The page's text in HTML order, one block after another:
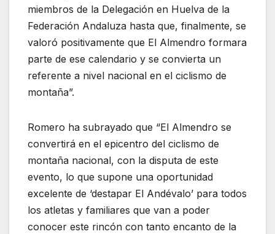
miembros de la Delegación en Huelva de la
Federación Andaluza hasta que, finalmente, se
valoró positivamente que El Almendro formara
parte de ese calendario y se convierta un
referente a nivel nacional en el ciclismo de
montaña”.
Romero ha subrayado que “El Almendro se
convertirá en el epicentro del ciclismo de
montaña nacional, con la disputa de este
evento, lo que supone una oportunidad
excelente de ‘destapar El Andévalo’ para todos
los atletas y familiares que van a poder
conocer este rincón con tanto encanto de la